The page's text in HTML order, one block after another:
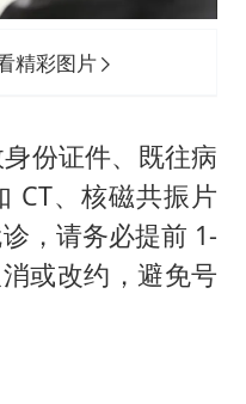
精彩图片
份证件、既往病
CT、核磁共振片
，请务必提前 1-
或改约，避免号